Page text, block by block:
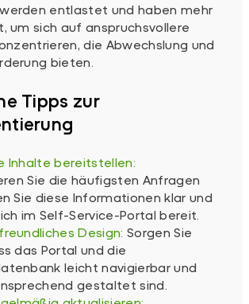
entlastet und haben mehr
um sich auf anspruchsvollere
die Abwechslung und
bieten.
Tipps zur
Inhalte bereitstellen:
Sie die häufigsten Anfragen
Sie diese Informationen klar und
im Self-Service-Portal bereit.
Design: Sorgen Sie
das Portal und die
leicht navigierbar und
gestaltet sind.